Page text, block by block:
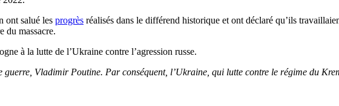
ont salué les progrès réalisés dans le différend historique et ont déclaré qu’ils
du massacre.
à la lutte de l’Ukraine contre l’agression russe.
Vladimir Poutine. Par conséquent, l’Ukraine, qui lutte contre le régime du